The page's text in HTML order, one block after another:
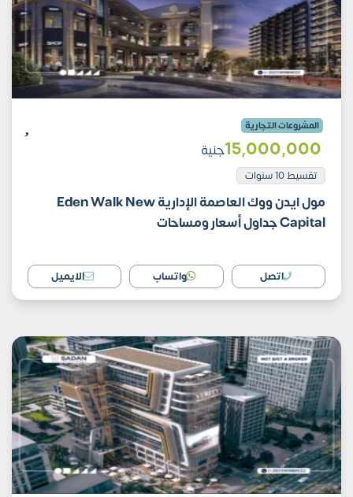
المشروعات التجارية
15٬000٬000جنية
تقسيط 10 سنوات
مول ايدن ووك العاصمة الإدارية Eden Walk New
Capital جداول أسعار ومساحات
اتصل واتساب الايميل